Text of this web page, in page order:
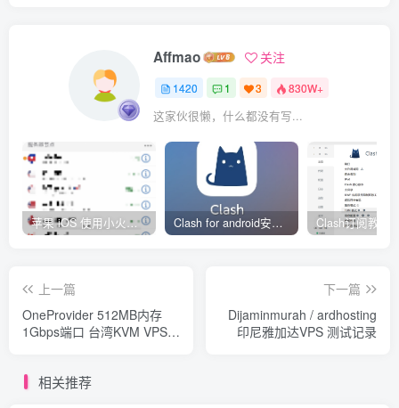
Affmao 关注
1420 1 3 830W+
这家伙很懒，什么都没有写...
苹果 iOS 使用小火箭(shadowrocket)新手教程 Clash for android安卓客户端保姆级新手使用教程
上一篇
OneProvider 512MB内存
1Gbps端口 台湾KVM VPS测
下一篇
Dijaminmurah / ardhosting
印尼雅加达VPS 测试记录
相关推荐